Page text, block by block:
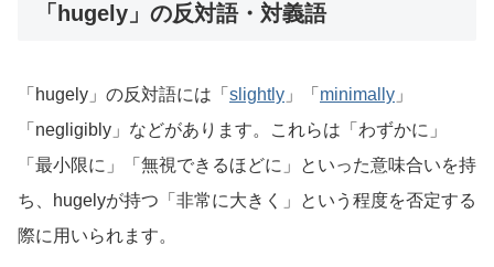
「hugely」の反対語・対義語
「hugely」の反対語には「 slightly 」「 minimally 」
「negligibly」などがあります。これらは「わずかに」
「最小限に」「無視できるほどに」といった意味合いを持
ち、hugelyが持つ「非常に大きく」という程度を否定する
際に用いられます。